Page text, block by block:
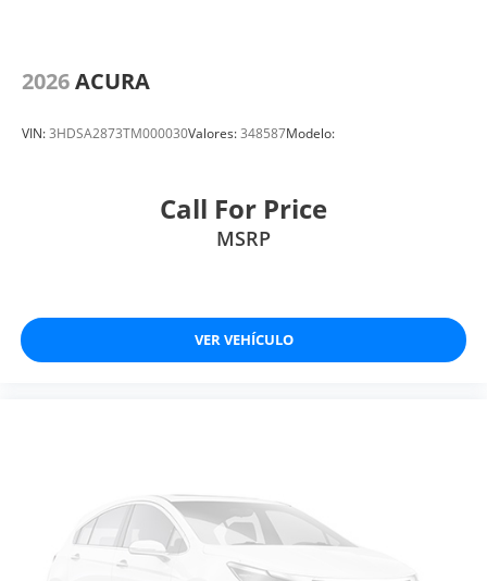
2026ACURA
VIN:3HDSA2873TM000030Valores:348587Modelo:
Call For Price
MSRP
VER VEHÍCULO